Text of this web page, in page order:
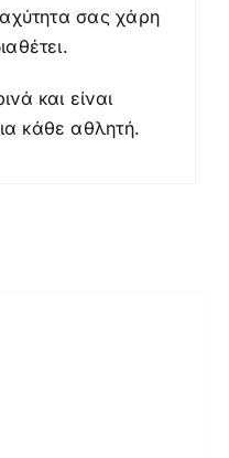
σας χάρη
και είναι
κάθε αθλητή.